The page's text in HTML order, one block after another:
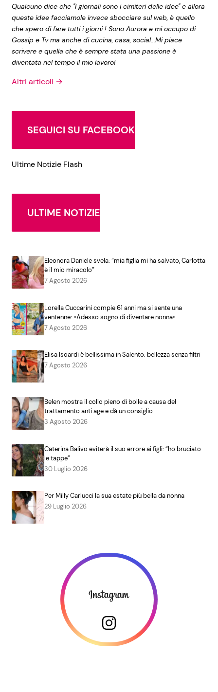
Qualcuno dice che "I giornali sono i cimiteri delle idee" e allora
queste idee facciamole invece sbocciare sul web, è quello
che spero di fare tutti i giorni ! Sono Aurora e mi occupo di
Gossip e Tv ma anche di cucina, casa, social...Mi piace
scrivere e quella che è sempre stata una passione è
diventata nel tempo il mio lavoro!
Altri articoli →
SEGUICI SU FACEBOOK
Ultime Notizie Flash
ULTIME NOTIZIE
Eleonora Daniele svela: “mia figlia mi ha salvato, Carlotta
è il mio miracolo”
7 Agosto 2026
Lorella Cuccarini compie 61 anni ma si sente una
ventenne: «Adesso sogno di diventare nonna»
7 Agosto 2026
Elisa Isoardi è bellissima in Salento: bellezza senza filtri
7 Agosto 2026
Belen mostra il collo pieno di bolle a causa del
trattamento anti age e dà un consiglio
3 Agosto 2026
Caterina Balivo eviterà il suo errore ai figli: “ho bruciato
le tappe”
30 Luglio 2026
Per Milly Carlucci la sua estate più bella da nonna
29 Luglio 2026